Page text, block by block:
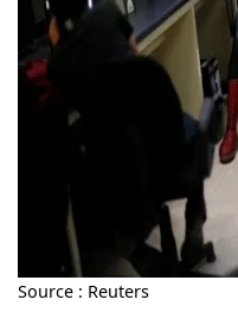
Source : Reuters